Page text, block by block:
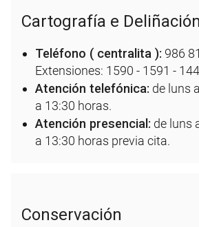
Cartografía e Deliñación
Teléfono ( centralita ): 986
Extensiones: 1590 - 1591 -
Atención telefónica: de luns
a 13:30 horas.
Atención presencial: de luns
a 13:30 horas previa cita.
Conservación